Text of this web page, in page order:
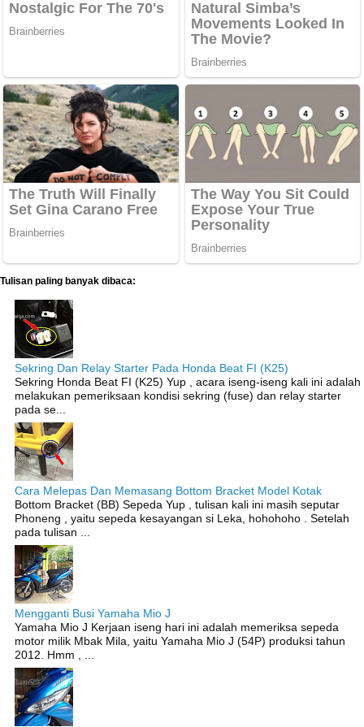
Tulisan paling banyak dibaca:
Sekring Dan Relay Starter Pada Honda Beat FI (K25)
Sekring Honda Beat FI (K25) Yup , acara iseng-iseng kali ini adalah
melakukan pemeriksaan kondisi sekring (fuse) dan relay starter
pada se...
Cara Melepas Dan Memasang Bottom Bracket Model Kotak
Bottom Bracket (BB) Sepeda Yup , tulisan kali ini masih seputar
Phoneng , yaitu sepeda kesayangan si Leka, hohohoho . Setelah
pada tulisan ...
Mengganti Busi Yamaha Mio J
Yamaha Mio J Kerjaan iseng hari ini adalah memeriksa sepeda
motor milik Mbak Mila, yaitu Yamaha Mio J (54P) produksi tahun
2012. Hmm , ...